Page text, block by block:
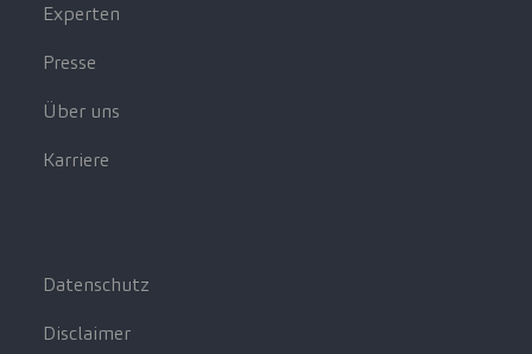
Experten
Presse
Über uns
Karriere
Datenschutz
Disclaimer